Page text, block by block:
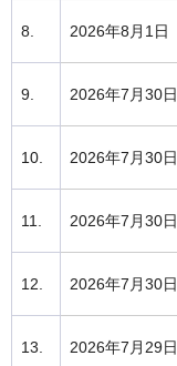
8. 2026年8月1日
9. 2026年7月30日
10. 2026年7月30日
11. 2026年7月30日
12. 2026年7月30日
13. 2026年7月29日